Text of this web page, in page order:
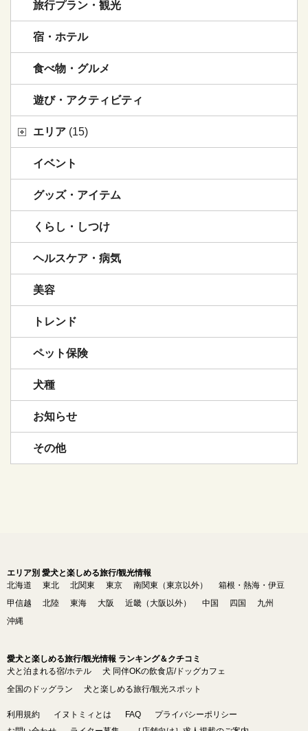
旅行プラン・観光
宿・ホテル
食べ物・グルメ
遊び・アクティビティ
エリア (15)
イベント
グッズ・アイテム
くらし・しつけ
ヘルスケア・病気
美容
トレンド
ペット保険
犬種
お知らせ
その他
エリア別 愛犬と楽しめる旅行/観光情報
北海道
東北 北関東 東京 南関東（東京以外）
箱根・熱海・伊豆
甲信越
北陸 東海 大阪 近畿（大阪以外） 中国 四国
九州
沖縄
愛犬と楽しめる旅行/観光情報 ランキング＆クチコミ
犬と泊まれる宿/ホテル
犬 同伴OKの飲食店/ドッグカフェ
全国のドッグラン
犬と楽しめる旅行/観光スポット
利用規約 イヌトミィとは FAQ
プライバシーポリシー